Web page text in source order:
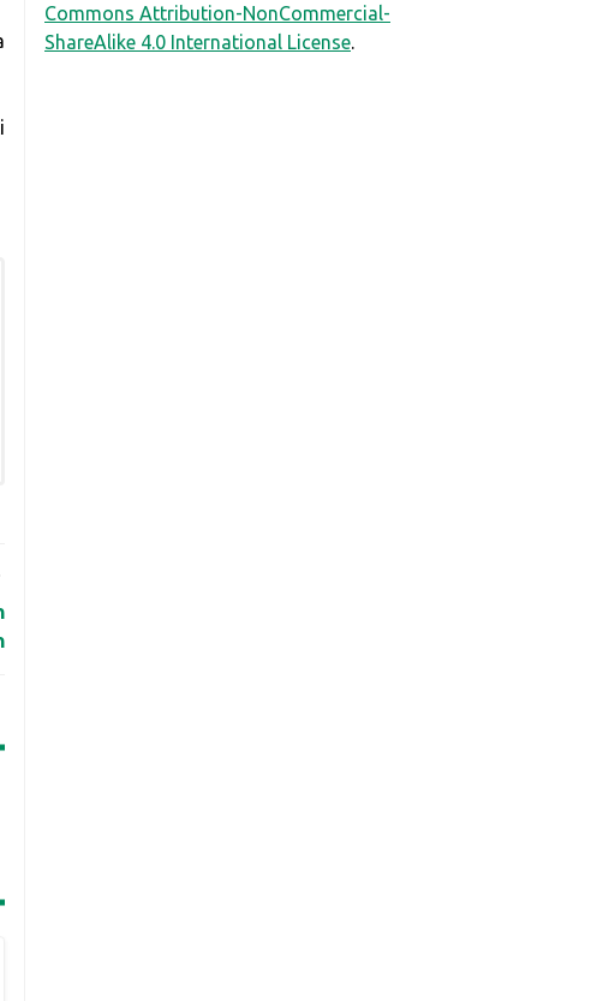
Commons Attribution-NonCommercial-
ShareAlike 4.0 International License.